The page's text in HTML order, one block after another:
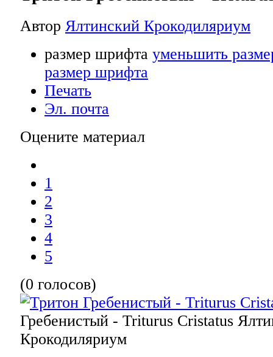
Автор Ялтинский Крокодиляриум
размер шрифта уменьшить
размер шрифта
Печать
Эл. почта
Оцените материал
1
2
3
4
5
(0 голосов)
Гребенистый - Triturus Cristatus
Крокодиляриум